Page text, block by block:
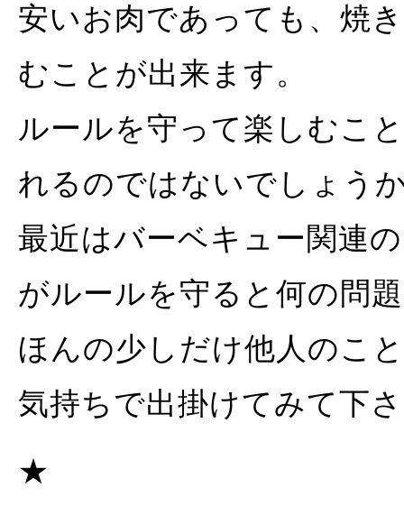
安いお肉であっても、焼
むことが出来ます。
ルールを守って楽しむこ
れるのではないでしょう
最近はバーベキュー関連
がルールを守ると何の問
ほんの少しだけ他人のこ
気持ちで出掛けてみて下
★